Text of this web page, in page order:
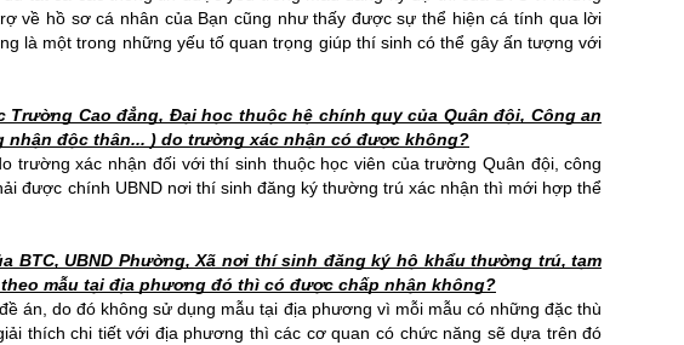
về hồ sơ cá nhân của Bạn cũng như thấy được sự thể hiện cá tính qua lời
là một trong những yếu tố quan trọng giúp thí sinh có thể gây ấn tượng với
Trường Cao đẳng, Đại học thuộc hệ chính quy của Quân đội, Công an
nhận độc thân... ) do trường xác nhận có được không?
trường xác nhận đối với thí sinh thuộc học viên của trường Quân đội, công
được chính UBND nơi thí sinh đăng ký thường trú xác nhận thì mới hợp thể
BTC, UBND Phường, Xã nơi thí sinh đăng ký hộ khẩu thường trú, tạm
mẫu tại địa phương đó thì có được chấp nhận không?
án, do đó không sử dụng mẫu tại địa phương vì mỗi mẫu có những đặc thù
thích chi tiết với địa phương thì các cơ quan có chức năng sẽ dựa trên đó